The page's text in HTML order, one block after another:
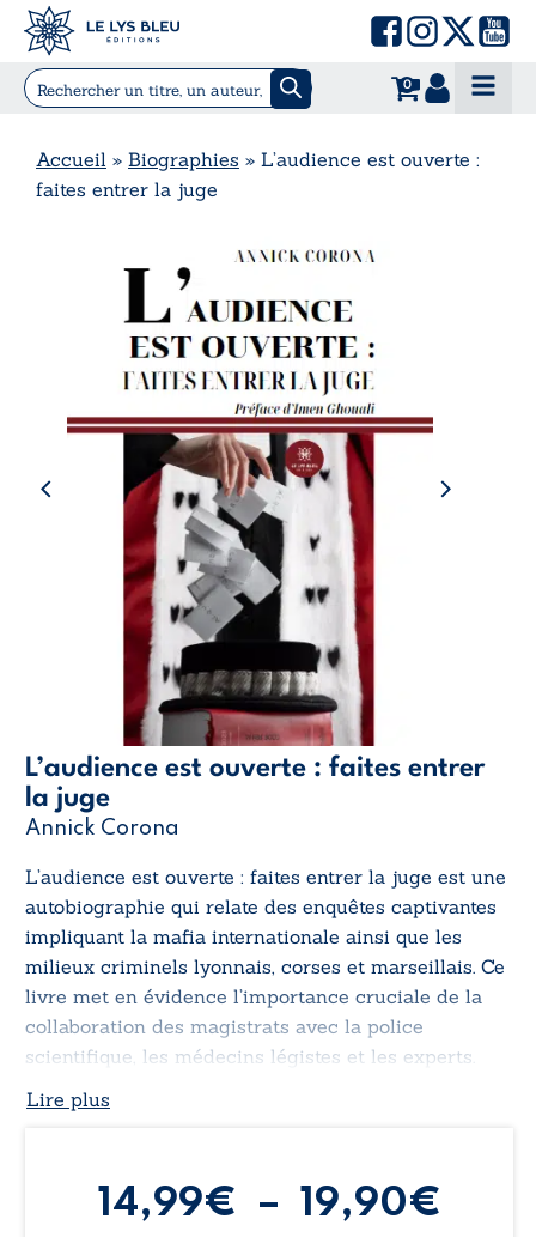
0
Accueil » Biographies » L’audience est ouverte :
faites entrer la juge
L’audience est ouverte : faites entrer
la juge
Annick Corona
L’audience est ouverte : faites entrer la juge est une
autobiographie qui relate des enquêtes captivantes
impliquant la mafia internationale ainsi que les
milieux criminels lyonnais, corses et marseillais. Ce
livre met en évidence l’importance cruciale de la
collaboration des magistrats avec la police
scientifique, les médecins légistes et les experts.
Lire plus
14,99€ – 19,90€